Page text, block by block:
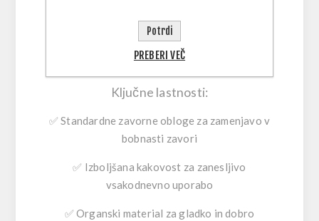
neenakomerna, lahko menjava obrabljenih
zavornih oblog hitro povrne zaupanje in
varnejše zaviranje – brez zahtevnih predelav.
Ključne lastnosti:
✅Standardne zavorne obloge za zamenjavo v
bobnasti zavori
✅ Izboljšana kakovost za zanesljivo
vsakodnevno uporabo
✅Organski material za gladko in dobro
Potrdi
PREBERI VEČ